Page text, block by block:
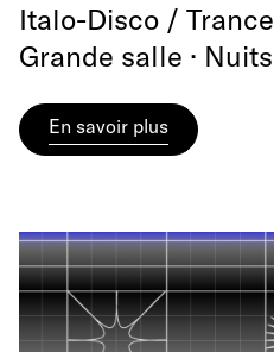
Italo-Disco / Trance
Grande salle · Nuits
En savoir plus